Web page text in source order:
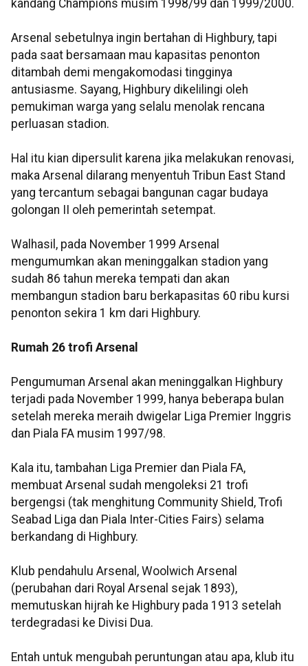
kandang Champions musim 1998/99 dan 1999/2000.
Arsenal sebetulnya ingin bertahan di Highbury, tapi
pada saat bersamaan mau kapasitas penonton
ditambah demi mengakomodasi tingginya
antusiasme. Sayang, Highbury dikelilingi oleh
pemukiman warga yang selalu menolak rencana
perluasan stadion.
Hal itu kian dipersulit karena jika melakukan renovasi,
maka Arsenal dilarang menyentuh Tribun East Stand
yang tercantum sebagai bangunan cagar budaya
golongan II oleh pemerintah setempat.
Walhasil, pada November 1999 Arsenal
mengumumkan akan meninggalkan stadion yang
sudah 86 tahun mereka tempati dan akan
membangun stadion baru berkapasitas 60 ribu kursi
penonton sekira 1 km dari Highbury.
Rumah 26 trofi Arsenal
Pengumuman Arsenal akan meninggalkan Highbury
terjadi pada November 1999, hanya beberapa bulan
setelah mereka meraih dwigelar Liga Premier Inggris
dan Piala FA musim 1997/98.
Kala itu, tambahan Liga Premier dan Piala FA,
membuat Arsenal sudah mengoleksi 21 trofi
bergengsi (tak menghitung Community Shield, Trofi
Seabad Liga dan Piala Inter-Cities Fairs) selama
berkandang di Highbury.
Klub pendahulu Arsenal, Woolwich Arsenal
(perubahan dari Royal Arsenal sejak 1893),
memutuskan hijrah ke Highbury pada 1913 setelah
terdegradasi ke Divisi Dua.
Entah untuk mengubah peruntungan atau apa, klub itu